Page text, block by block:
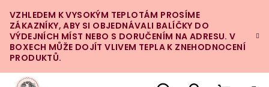
na
obsah
VZHLEDEM K VYSOKÝM TEPLOTÁM PROSÍME
ZÁKAZNÍKY, ABY SI OBJEDNÁVALI BALÍČKY DO
VÝDEJNÍCH MÍST NEBO S DORUČENÍM NA ADRESU. V
BOXECH MŮŽE DOJÍT VLIVEM TEPLA K ZNEHODNOCENÍ
PRODUKTŮ.